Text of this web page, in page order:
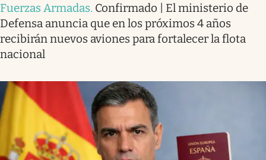
Fuerzas Armadas. Confirmado | El ministerio de
Defensa anuncia que en los próximos 4 años
recibirán nuevos aviones para fortalecer la flota
nacional